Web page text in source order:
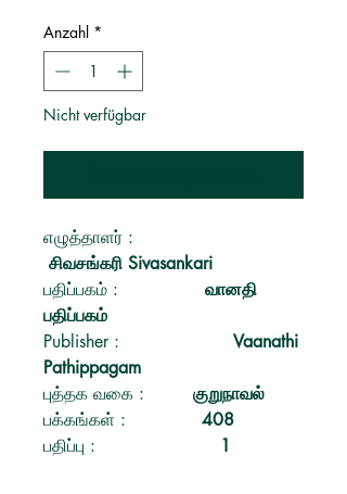
Anzahl *
Nicht verfügbar
எழுத்தாளர் :
சிவசங்கரி Sivasankari
பதிப்பகம் : வானதி
பதிப்பகம்
Publisher : Vaanathi
Pathippagam
புத்தக வகை : குறுநாவல்
பக்கங்கள் : 408
பதிப்பு : 1